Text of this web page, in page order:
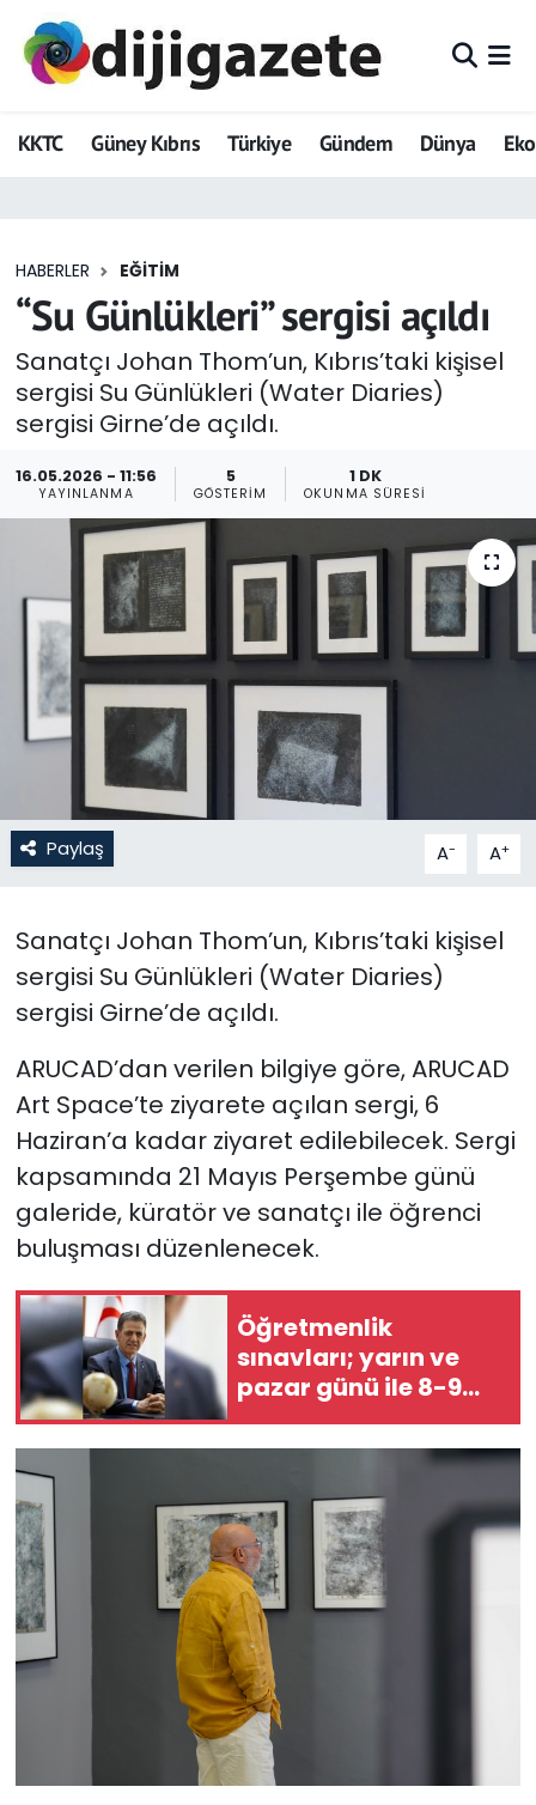
KKTC Güney Kıbrıs Türkiye Gündem Dünya
HABERLER EĞITIM
“Su Günlükleri” sergisi açıldı
Sanatçı Johan Thom’un, Kıbrıs’taki kişisel
sergisi Su Günlükleri (Water Diaries)
sergisi Girne’de açıldı.
16.05.2026 - 11:56
YAYINLANMA
5
GÖSTERIM
1 DK
OKUNMA SÜRESI
Paylaş A- A+
Sanatçı Johan Thom’un, Kıbrıs’taki kişisel
sergisi Su Günlükleri (Water Diaries)
sergisi Girne’de açıldı.
ARUCAD’dan verilen bilgiye göre, ARUCAD
Art Space’te ziyarete açılan sergi, 6
Haziran’a kadar ziyaret edilebilecek. Sergi
kapsamında 21 Mayıs Perşembe günü
galeride, küratör ve sanatçı ile öğrenci
buluşması düzenlenecek.
Öğretmenlik
sınavları; yarın ve
pazar günü ile 8-9
Ağustos tarihlerinde
yapılacak
ADVERTORIAL
Dijigazete
Eğitim
Ekonomi
Foto Galeri
Güncel
Gündem
KKTC
KKTC YEREL SEÇİM 2018
Kültür Sanat
Magazin
Nöbetçi Eczaneler
Otomobil Dünyası
Politika
SAĞLIK
Spor
Teknoloji
TÜRKiYE
Video Galeri
YAŞAM
Hava Durumu
Trafik Durumu
Tüm Manşetler
Son Dakika Haberleri
Haber Arşivi